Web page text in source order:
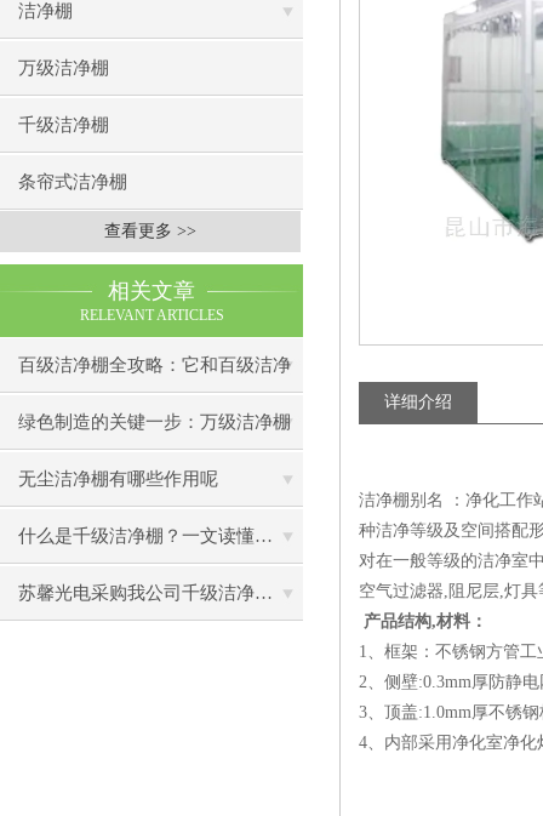
洁净棚
万级洁净棚
千级洁净棚
条帘式洁净棚
查看更多 >>
相关文章
RELEVANT ARTICLES
百级洁净棚全攻略：它和百级洁净
室到底有什么区别？
绿色制造的关键一步：万级洁净棚
助力环保型半导体产业发展
无尘洁净棚有哪些作用呢
什么是千级洁净棚？一文读懂其结构特点与局部净化优势
苏馨光电采购我公司千级洁净棚普通工作台一批（7月07日）已顺利交货
详细介绍
洁净棚别名 ：净化工作
种洁净等级及空间搭配
对在一般等级的洁净室
空气过滤器,阻尼层,灯
产品结构,材料：
1、框架：不锈钢方管
2、侧壁:0.3mm厚防静
3、顶盖:1.0mm厚不锈钢
4、内部采用净化室净